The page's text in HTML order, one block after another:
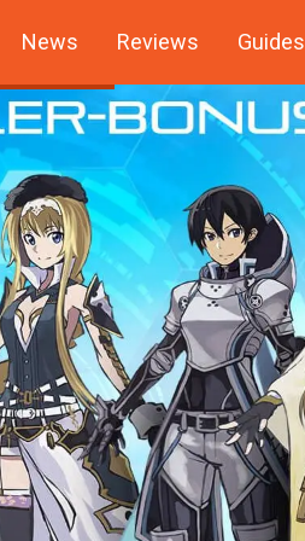
News Reviews Guides